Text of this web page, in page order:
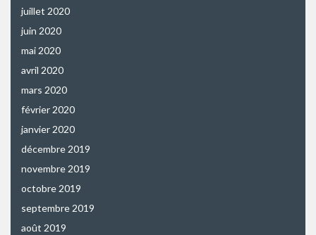
juillet 2020
juin 2020
mai 2020
avril 2020
mars 2020
février 2020
janvier 2020
décembre 2019
novembre 2019
octobre 2019
septembre 2019
août 2019